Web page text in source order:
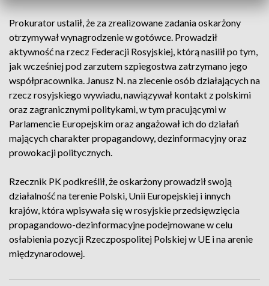
Prokurator ustalił, że za zrealizowane zadania oskarżony
otrzymywał wynagrodzenie w gotówce. Prowadził
aktywność na rzecz Federacji Rosyjskiej, którą nasilił po tym,
jak wcześniej pod zarzutem szpiegostwa zatrzymano jego
współpracownika. Janusz N. na zlecenie osób działających na
rzecz rosyjskiego wywiadu, nawiązywał kontakt z polskimi
oraz zagranicznymi politykami, w tym pracującymi w
Parlamencie Europejskim oraz angażował ich do działań
mających charakter propagandowy, dezinformacyjny oraz
prowokacji politycznych.
Rzecznik PK podkreślił, że oskarżony prowadził swoją
działalność na terenie Polski, Unii Europejskiej i innych
krajów, która wpisywała się w rosyjskie przedsięwzięcia
propagandowo-dezinformacyjne podejmowane w celu
osłabienia pozycji Rzeczpospolitej Polskiej w UE i na arenie
międzynarodowej.